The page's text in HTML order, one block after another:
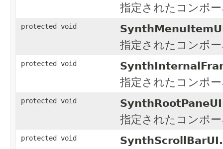
指定されたコンポ
protected void
指定されたコンポ
protected void
指定されたコンポ
protected void
指定されたコンポ
protected void SynthScrollBarUI.